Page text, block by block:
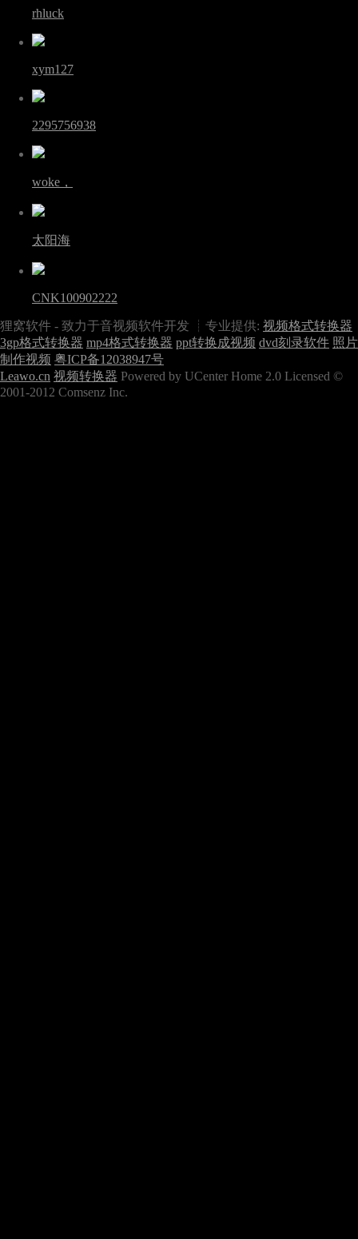
rhluck
xym127
2295756938
woke，
太阳海
CNK100902222
狸窝软件 - 致力于音视频软件开发 ┊专业提供: 视频格式转换器
3gp格式转换器 mp4格式转换器 ppt转换成视频 dvd刻录软件 照片
制作视频 粤ICP备12038947号
Leawo.cn 视频转换器 Powered by UCenter Home 2.0 Licensed ©
2001-2012 Comsenz Inc.